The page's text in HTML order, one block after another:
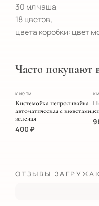
30 мл чаша,
18 цветов,
цвета коробки: цвет
Часто покупают
ХИТ
КИСТИ
Кистемойка непроливайка
автоматическая с кюветами,
зеленая
400 ₽
ОТЗЫВЫ